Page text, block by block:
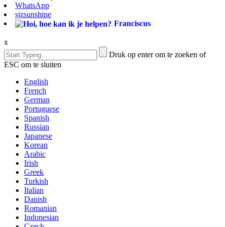
WhatsApp
sjzsunshine
Franciscus
x
Druk op enter om te zoeken of
ESC om te sluiten
English
French
German
Portuguese
Spanish
Russian
Japanese
Korean
Arabic
Irish
Greek
Turkish
Italian
Danish
Romanian
Indonesian